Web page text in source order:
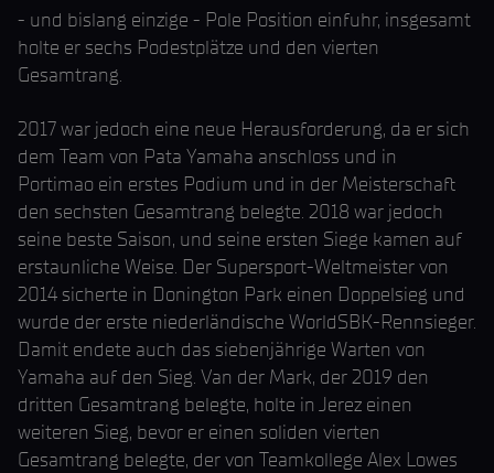
- und bislang einzige - Pole Position einfuhr, insgesamt
holte er sechs Podestplätze und den vierten
Gesamtrang.
2017 war jedoch eine neue Herausforderung, da er sich
dem Team von Pata Yamaha anschloss und in
Portimao ein erstes Podium und in der Meisterschaft
den sechsten Gesamtrang belegte. 2018 war jedoch
seine beste Saison, und seine ersten Siege kamen auf
erstaunliche Weise. Der Supersport-Weltmeister von
2014 sicherte in Donington Park einen Doppelsieg und
wurde der erste niederländische WorldSBK-Rennsieger.
Damit endete auch das siebenjährige Warten von
Yamaha auf den Sieg. Van der Mark, der 2019 den
dritten Gesamtrang belegte, holte in Jerez einen
weiteren Sieg, bevor er einen soliden vierten
Gesamtrang belegte, der von Teamkollege Alex Lowes